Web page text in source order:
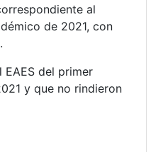
al
de 2021, con
del primer
y que no rindieron